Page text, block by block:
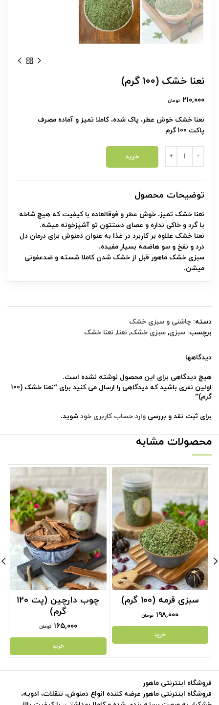
نعنا خشک (100 گرم)
۲۱۰,۰۰۰ تومان
نعنا خشک خوش عطر، پاک شده، کاملا تمیز و آماده مصرف
پاکت 100 گرم
خرید
توضیحات محصول
نعنا خشک تمیز، خوش عطر و فوقالعاده با کیفیت که هیچ شاخه
یا گرد و خاکی نداره و عصای دستتون تو آشپزخونه میشه.
نعنا خشک علاوه بر کاربرد در غذا به عنوان دمنوش برای درمان دل
درد و نفخ و سو هاضمه بسیار مفیده.
سبزی خشک ماهور قبل از خشک شدن کاملا شسته و ضدعفونی
میشن.
دسته: چاشنی و سبزی خشک
برچسب: سبزی, سبزی خشک, نعنا, نعنا خشک
دیدگاهها
هیچ دیدگاهی برای این محصول نوشته نشده است.
اولین نفری باشید که دیدگاهی را ارسال می کنید برای “نعنا خشک (100
گرم)”
برای ثبت نقد و بررسی وارد حساب کاربری خود شوید.
محصولات مشابه
سبزی قرمه (100 گرم)
۱۹۸,۰۰۰ تومان
خرید
چوب دارچین (پت 120
گرم)
۱۶۵,۰۰۰ تومان
خرید
فروشگاه اینترنتی ماهور
فروشگاه اینترنتی ماهور عرضه کننده انواع دمنوش، تنقلات، ادویه،